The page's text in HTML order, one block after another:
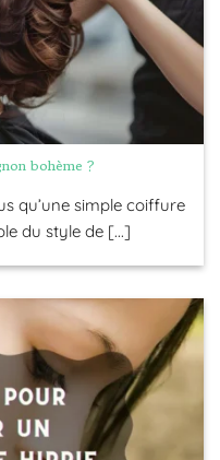
bohème ?
qu’une simple coiffure
du style de [...]